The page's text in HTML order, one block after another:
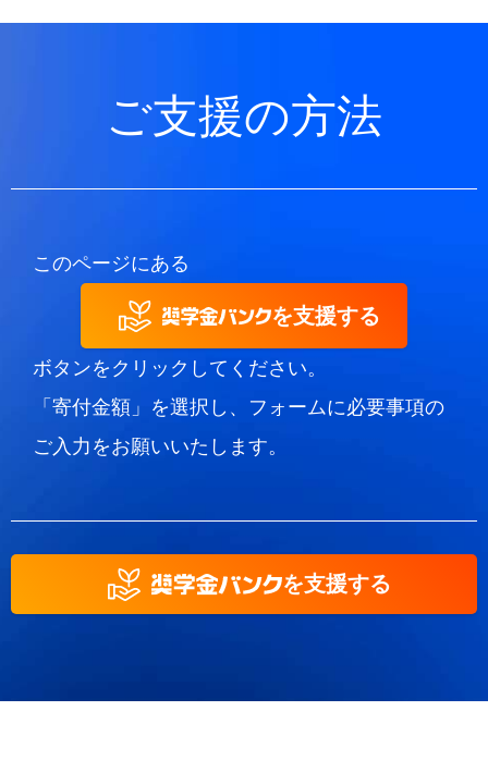
ご支援の方法
このページにある
を支援する
ボタンをクリックしてください。
「寄付金額」を選択し、フォームに必要事項の
ご入力をお願いいたします。
を支援する